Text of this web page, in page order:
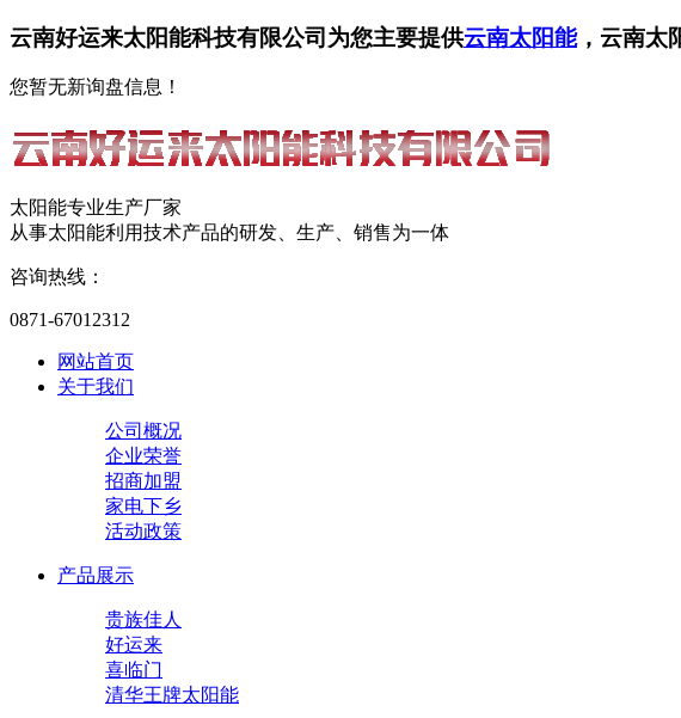
云南好运来太阳能科技有限公司为您主要提供云南太阳能，云南太
您暂无新询盘信息！
太阳能专业生产厂家
从事太阳能利用技术产品的研发、生产、销售为一体
咨询热线：
0871-67012312
网站首页
关于我们
公司概况
企业荣誉
招商加盟
家电下乡
活动政策
产品展示
贵族佳人
好运来
喜临门
清华王牌太阳能